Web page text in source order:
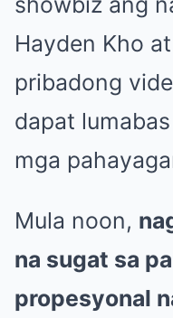
Hayden Kho
pribadong
dapat
mga
Mula noon,
na sugat sa
propesyonal